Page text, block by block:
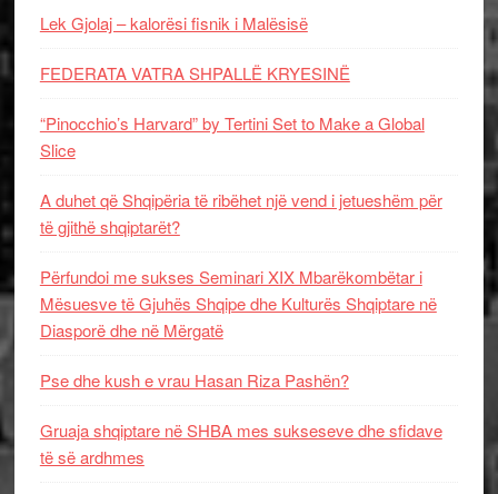
Lek Gjolaj – kalorësi fisnik i Malësisë
FEDERATA VATRA SHPALLË KRYESINË
“Pinocchio’s Harvard” by Tertini Set to Make a Global
Slice
A duhet që Shqipëria të ribëhet një vend i jetueshëm për
të gjithë shqiptarët?
Përfundoi me sukses Seminari XIX Mbarëkombëtar i
Mësuesve të Gjuhës Shqipe dhe Kulturës Shqiptare në
Diasporë dhe në Mërgatë
Pse dhe kush e vrau Hasan Riza Pashën?
Gruaja shqiptare në SHBA mes sukseseve dhe sfidave
të së ardhmes